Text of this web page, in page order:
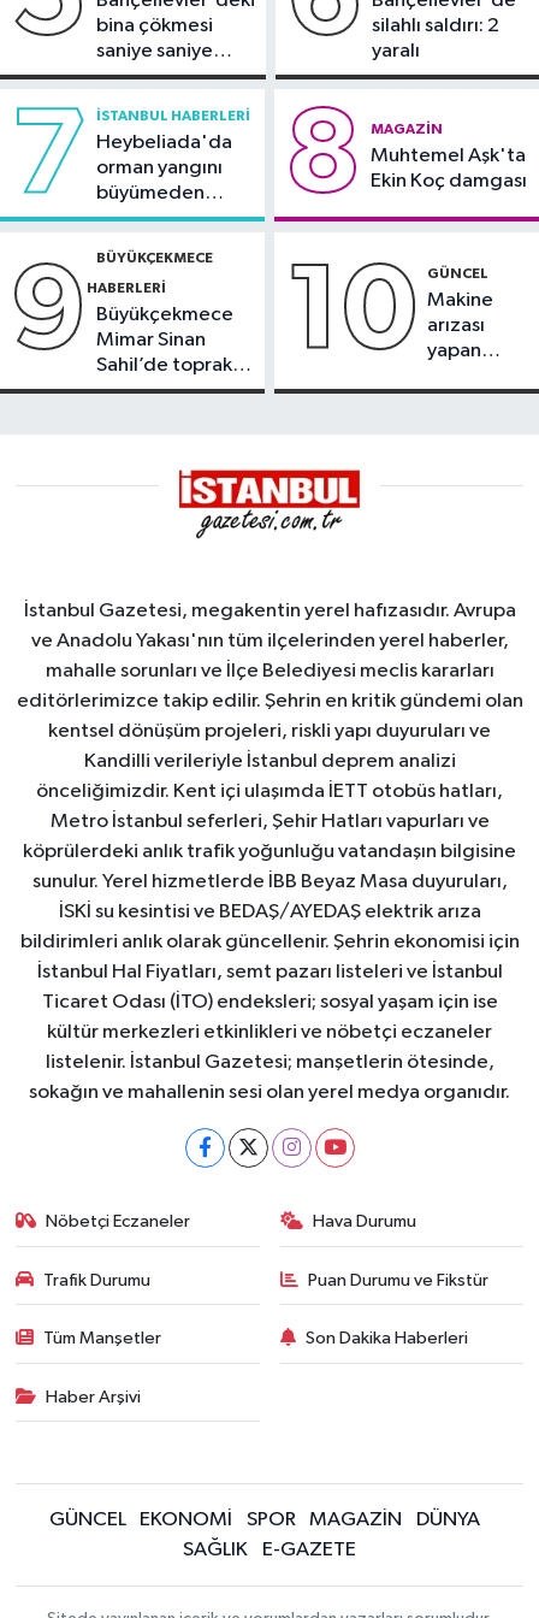
bina çökmesi
saniye saniye
görüntülendi
silahlı saldırı: 2
yaralı
7 İSTANBUL HABERLERI
Heybeliada'da
orman yangını
büyümeden
söndürüldü
8 MAGAZIN
Muhtemel Aşk'ta
Ekin Koç damgası
9 BÜYÜKÇEKMECE
HABERLERI
Büyükçekmece
Mimar Sinan
Sahil’de toprak
kayması
10 GÜNCEL
Makine
arızası
yapan
İstanbul Gazetesi, megakentin yerel hafızasıdır. Avrupa
ve Anadolu Yakası'nın tüm ilçelerinden yerel haberler,
mahalle sorunları ve İlçe Belediyesi meclis kararları
editörlerimizce takip edilir. Şehrin en kritik gündemi olan
kentsel dönüşüm projeleri, riskli yapı duyuruları ve
Kandilli verileriyle İstanbul deprem analizi
önceliğimizdir. Kent içi ulaşımda İETT otobüs hatları,
Metro İstanbul seferleri, Şehir Hatları vapurları ve
köprülerdeki anlık trafik yoğunluğu vatandaşın bilgisine
sunulur. Yerel hizmetlerde İBB Beyaz Masa duyuruları,
İSKİ su kesintisi ve BEDAŞ/AYEDAŞ elektrik arıza
bildirimleri anlık olarak güncellenir. Şehrin ekonomisi için
İstanbul Hal Fiyatları, semt pazarı listeleri ve İstanbul
Ticaret Odası (İTO) endeksleri; sosyal yaşam için ise
kültür merkezleri etkinlikleri ve nöbetçi eczaneler
listelenir. İstanbul Gazetesi; manşetlerin ötesinde,
sokağın ve mahallenin sesi olan yerel medya organıdır.
Nöbetçi Eczaneler Hava Durumu
Trafik Durumu Puan Durumu ve Fikstür
Tüm Manşetler Son Dakika Haberleri
Haber Arşivi
GÜNCEL EKONOMİ SPOR MAGAZİN
DÜNYA
SAĞLIK
E-GAZETE